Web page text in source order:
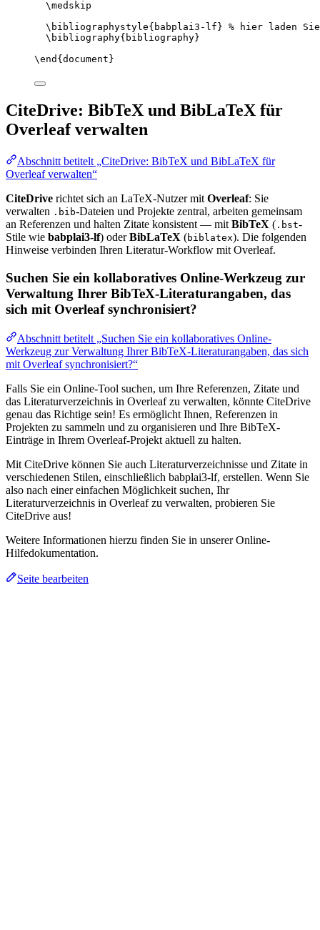
\medskip
\bibliographystyle{babplai3-lf} % hier laden
\bibliography{bibliography}
\end { document }
CiteDrive: BibTeX und BibLaTeX für
Overleaf verwalten
Abschnitt betitelt „CiteDrive: BibTeX und BibLaTeX für
Overleaf verwalten“
CiteDrive richtet sich an LaTeX-Nutzer mit Overleaf: Sie
verwalten .bib-Dateien und Projekte zentral, arbeiten gemeinsam
an Referenzen und halten Zitate konsistent — mit BibTeX ( .bst-
Stile wie babplai3-lf) oderBibLaTeX (biblatex). Die folgenden
Hinweise verbinden Ihren Literatur-Workflow mit Overleaf.
Suchen Sie ein kollaboratives Online-Werkzeug zur
Verwaltung Ihrer BibTeX-Literaturangaben, das
sich mit Overleaf synchronisiert?
Abschnitt betitelt „Suchen Sie ein kollaboratives Online-
Werkzeug zur Verwaltung Ihrer BibTeX-Literaturangaben, das sich
mit Overleaf synchronisiert?“
Falls Sie ein Online-Tool suchen, um Ihre Referenzen, Zitate und
das Literaturverzeichnis in Overleaf zu verwalten, könnte CiteDrive
genau das Richtige sein! Es ermöglicht Ihnen, Referenzen in
Projekten zu sammeln und zu organisieren und Ihre BibTeX-
Einträge in Ihrem Overleaf-Projekt aktuell zu halten.
Mit CiteDrive können Sie auch Literaturverzeichnisse und Zitate in
verschiedenen Stilen, einschließlich babplai3-lf, erstellen. Wenn Sie
also nach einer einfachen Möglichkeit suchen, Ihr
Literaturverzeichnis in Overleaf zu verwalten, probieren Sie
CiteDrive aus!
Weitere Informationen hierzu finden Sie in unserer Online-
Hilfedokumentation.
Seite bearbeiten